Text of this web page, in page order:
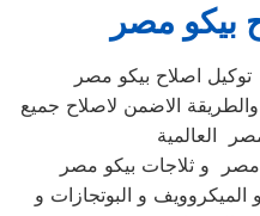
بيكو مصر
اصلاح بيكو مصر
العالمية
و ثلاجات بيكو مصر